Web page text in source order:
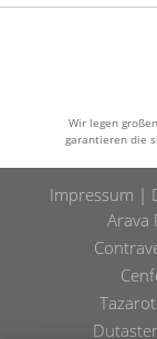
Wir legen
garantieren die
Impressum
Arava